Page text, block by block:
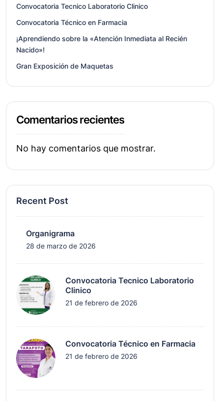
Convocatoria Tecnico Laboratorio Clinico
Convocatoria Técnico en Farmacia
¡Aprendiendo sobre la «Atención Inmediata al Recién
Nacido»!
Gran Exposición de Maquetas
Comentarios recientes
No hay comentarios que mostrar.
Recent Post
Organigrama
28 de marzo de 2026
Convocatoria Tecnico Laboratorio
Clinico
21 de febrero de 2026
Convocatoria Técnico en Farmacia
21 de febrero de 2026